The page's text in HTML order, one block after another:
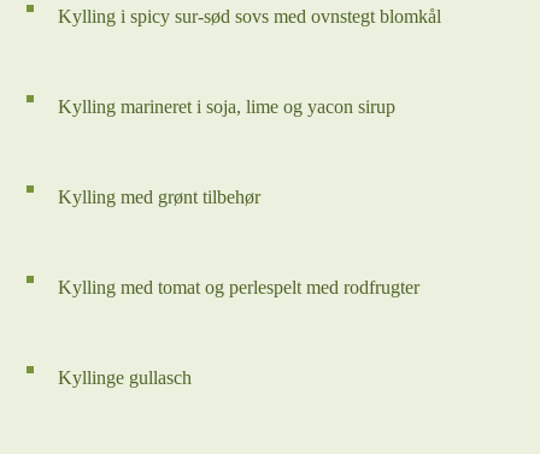
Kylling i spicy sur-sød sovs med ovnstegt blomkål
Kylling marineret i soja, lime og yacon sirup
Kylling med grønt tilbehør
Kylling med tomat og perlespelt med rodfrugter
Kyllinge gullasch